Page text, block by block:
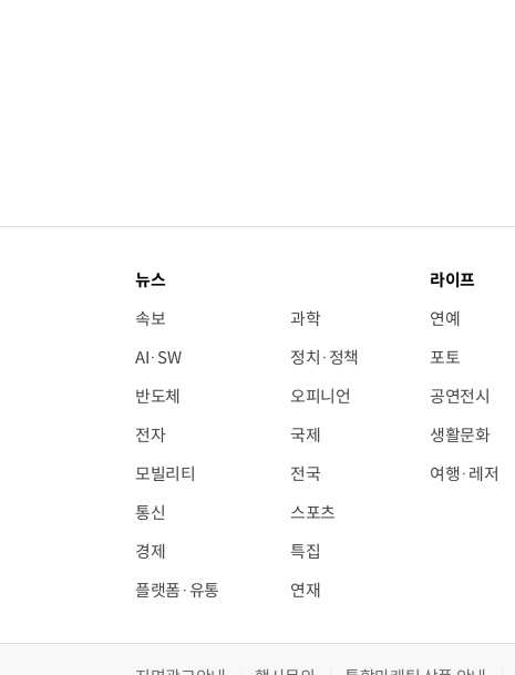
뉴스
속보
AI·SW
반도체
전자
모빌리티
통신
경제
플랫폼·유통
과학
정치·정책
오피니언
국제
전국
스포츠
특집
연재
라이프
연예
포토
공연전시
생활문화
여행·레저